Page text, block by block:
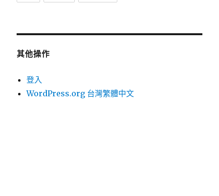
其他操作
登入
WordPress.org 台灣繁體中文